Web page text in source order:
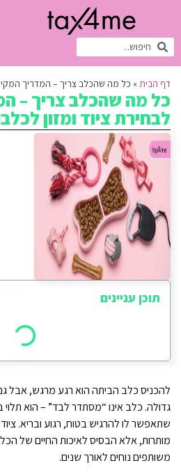
דף הבית » כל מה שהכלב צריך – המדריך המקיף
כל מה שהכלב צריך –
לבחירת ציוד ומזון
תוכן עניינים
להכניס כלב הביתה הוא רגע מרגש, אבל
גדולה. כלב אינו “מסתדר לבד” – הוא תלוי
שתאפשר לו להרגיש בטוח, רגוע ובריא.
מותרות, אלא הבסיס לאיכות החיים של
משותפים נוחים לאורך שנים.